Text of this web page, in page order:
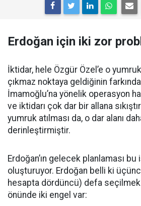
Erdoğan için iki zor
İktidar, hele Özgür Özel’e o
çıkmaz noktaya geldiğinin
İmamoğlu’na yönelik operasyon
ve iktidarı çok dar bir allana
yumruk atılması da, o dar alanı
derinleştirmiştir.
Erdoğan’ın gelecek planlaması bu
oluşturuyor. Erdoğan belli ki
hesapta dördüncü) defa
önünde iki engel var: